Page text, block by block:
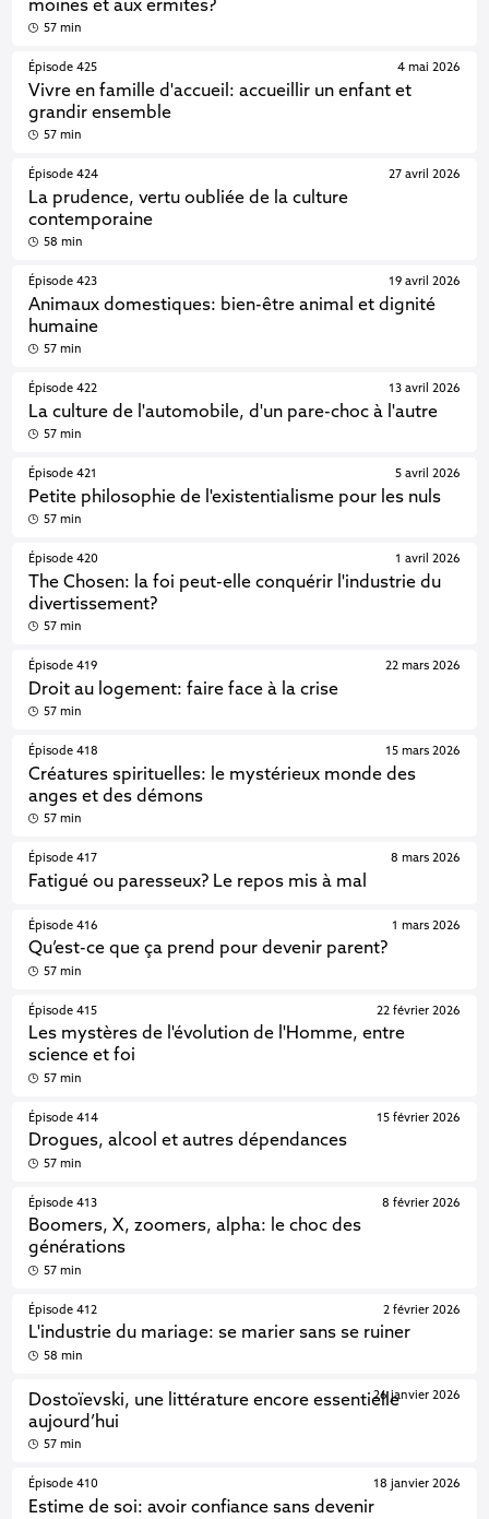
moines et aux ermites?
57 min
Épisode 425
Vivre en famille d'accueil: accueillir un enfant et
grandir ensemble
4 mai 2026
57 min
Épisode 424
La prudence, vertu oubliée de la culture
contemporaine
27 avril 2026
58 min
Épisode 423
Animaux domestiques: bien-être animal et dignité
humaine
19 avril 2026
57 min
Épisode 422
La culture de l'automobile, d'un pare-choc à l'autre
13 avril 2026
57 min
Épisode 421
Petite philosophie de l'existentialisme pour les nuls
5 avril 2026
57 min
Épisode 420
The Chosen: la foi peut-elle conquérir l'industrie du
divertissement?
1 avril 2026
57 min
Épisode 419
Droit au logement: faire face à la crise
22 mars 2026
57 min
Épisode 418
Créatures spirituelles: le mystérieux monde des
anges et des démons
15 mars 2026
57 min
Épisode 417
Fatigué ou paresseux? Le repos mis à mal
8 mars 2026
Épisode 416
Qu’est-ce que ça prend pour devenir parent?
1 mars 2026
57 min
Épisode 415
Les mystères de l'évolution de l'Homme, entre
science et foi
22 février 2026
57 min
Épisode 414
Drogues, alcool et autres dépendances
15 février 2026
57 min
Épisode 413
Boomers, X, zoomers, alpha: le choc des
générations
8 février 2026
57 min
Épisode 412
L'industrie du mariage: se marier sans se ruiner
2 février 2026
58 min
Dostoïevski, une littérature encore essentielle
aujourd’hui
26 janvier 2026
57 min
Épisode 410
Estime de soi: avoir confiance sans devenir
18 janvier 2026